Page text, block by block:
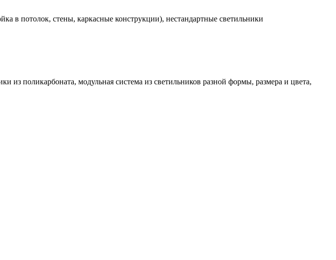
в потолок, стены, каркасные конструкции), нестандартные светильники
поликарбоната, модульная система из светильников разной формы, размера и цвета,